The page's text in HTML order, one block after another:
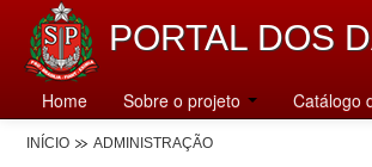
PORTAL DOS
Home Sobre o projeto Catálogo
INÍCIO ADMINISTRAÇÃO